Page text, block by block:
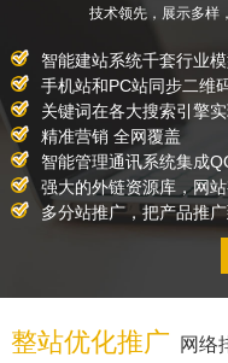
技术领先，展示多样
智能建站系统千套行业
手机站和PC站同步二维
关键词在各大搜索引擎
精准营销 全网覆盖
智能管理通讯系统集成
强大的外链资源库，网
多分站推广，把产品推
整站优化推广 网络